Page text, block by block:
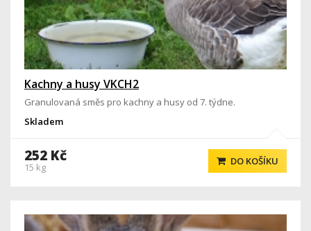
Kachny a husy VKCH2
Granulovaná směs pro kachny a husy od 7. týdne.
Skladem
252 Kč
15 kg DO KOŠÍKU